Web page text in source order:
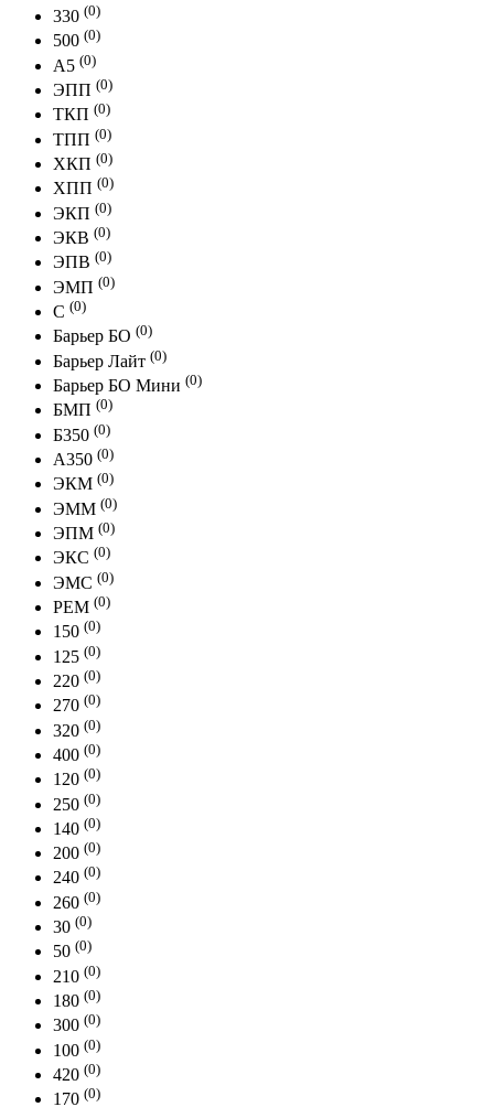
330 (0)
500 (0)
A5 (0)
ЭПП (0)
ТКП (0)
ТПП (0)
ХКП (0)
ХПП (0)
ЭКП (0)
ЭКВ (0)
ЭПВ (0)
ЭМП (0)
С (0)
Барьер БО (0)
Барьер Лайт (0)
Барьер БО Мини (0)
БМП (0)
Б350 (0)
А350 (0)
ЭКМ (0)
ЭММ (0)
ЭПМ (0)
ЭКС (0)
ЭМС (0)
РЕМ (0)
150 (0)
125 (0)
220 (0)
270 (0)
320 (0)
400 (0)
120 (0)
250 (0)
140 (0)
200 (0)
240 (0)
260 (0)
30 (0)
50 (0)
210 (0)
180 (0)
300 (0)
100 (0)
420 (0)
170 (0)